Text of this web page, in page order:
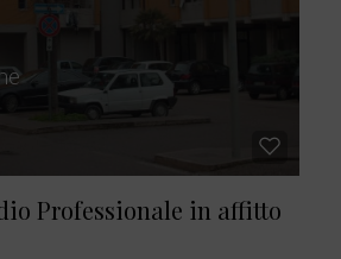
Professionale in affitto